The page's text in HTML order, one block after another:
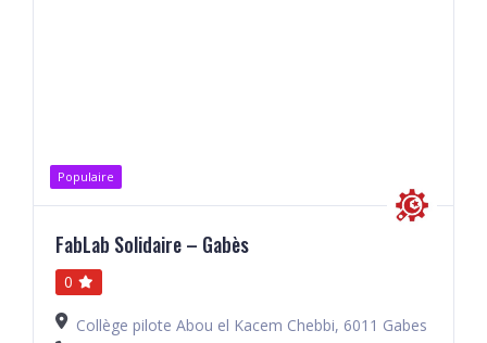
Populaire
FabLab Solidaire – Gabès
0
Collège pilote Abou el Kacem Chebbi, 6011 Gabes